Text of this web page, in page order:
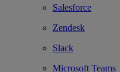
Salesforce
Zendesk
Slack
Microsoft Teams